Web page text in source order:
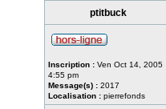
ptitbuck
Inscription : Ven Oct 14, 2005
4:55 pm
Message(s) : 2017
Localisation : pierrefonds